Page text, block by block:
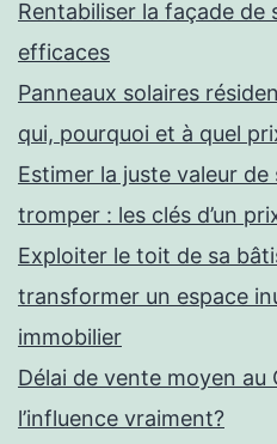
Rentabiliser la façade de
efficaces
Panneaux solaires
qui, pourquoi et à quel
Estimer la juste valeur
tromper : les clés d’un
Exploiter le toit de sa
transformer un espace
immobilier
Délai de vente moyen au
l’influence vraiment?